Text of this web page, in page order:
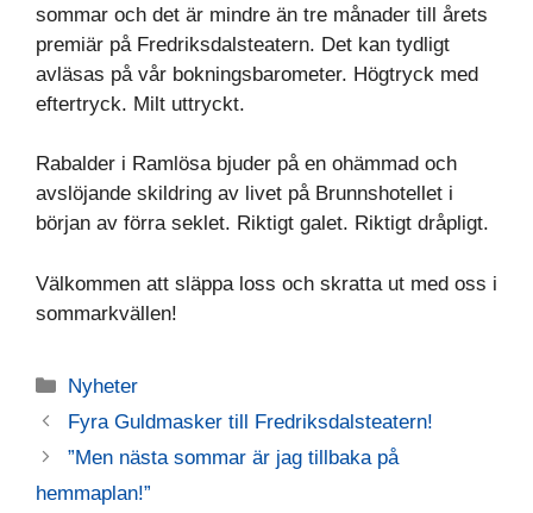
sommar och det är mindre än tre månader till årets
premiär på Fredriksdalsteatern. Det kan tydligt
avläsas på vår bokningsbarometer. Högtryck med
eftertryck. Milt uttryckt.
Rabalder i Ramlösa bjuder på en ohämmad och
avslöjande skildring av livet på Brunnshotellet i
början av förra seklet. Riktigt galet. Riktigt dråpligt.
Välkommen att släppa loss och skratta ut med oss i
sommarkvällen!
Kategorier
Nyheter
Fyra Guldmasker till Fredriksdalsteatern!
”Men nästa sommar är jag tillbaka på
hemmaplan!”